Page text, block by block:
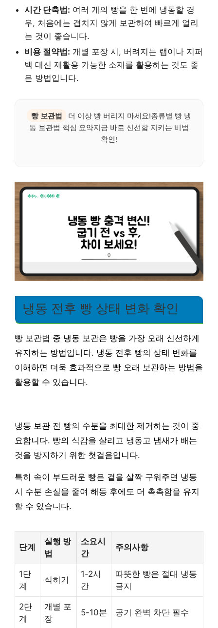
시간 단축법: 여러 개의 빵을 한 번에 냉동할 경
우, 처음에는 겹치지 않게 보관하여 빠르게 얼리
는 것이 좋습니다.
비용 절약법: 개별 포장 시, 버려지는 랩이나 지퍼
백 대신 재활용 가능한 소재를 활용하는 것도 좋
은 방법입니다.
빵 보관법
더 이상 빵 버리지 마세요!종류별 빵 냉
동 보관법 핵심 요약지금 바로 신선함 지키는 비법
확인!
냉동 전후 빵 상태 변화 확인
빵 보관법 중 냉동 보관은 빵을 가장 오래 신선하게
유지하는 방법입니다. 냉동 전후 빵의 상태 변화를
이해하면 더욱 효과적으로 빵 오래 보관하는 방법을
활용할 수 있습니다.
냉동 보관 전 빵의 수분을 최대한 제거하는 것이 중
요합니다. 빵의 식감을 살리고 냉동고 냄새가 배는
것을 방지하기 위한 첫걸음입니다.
특히 속이 부드러운 빵은 겉을 살짝 구워주면 냉동
시 수분 손실을 줄여 해동 후에도 더 촉촉함을 유지
할 수 있습니다.
단계
실행 방
법
소요시
간
주의사항
1단
계
식히기
1-2시
간
따뜻한 빵은 절대 냉동
금지
2단
계
개별 포
장
5-10분 공기 완벽 차단 필수